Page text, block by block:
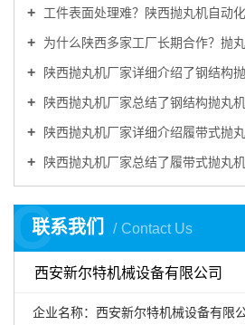
工件表面处理难？陕西抛丸机自动化作业，提升工件
为什么陕西多家工厂长期合作？抛丸机耐用稳定、售后
陕西抛丸机厂家详细介绍了钢结构抛丸机的结构
陕西抛丸机厂家总结了钢结构抛丸机的主要
陕西抛丸机厂家详细介绍履带式抛丸机由哪些部分
陕西抛丸机厂家总结了履带式抛丸机跟别的抛丸机做金属表面清理
联系我们 Contact Us
C
西安新尔特机械设备有限公司
企业名称：西安新尔特机械设备有限